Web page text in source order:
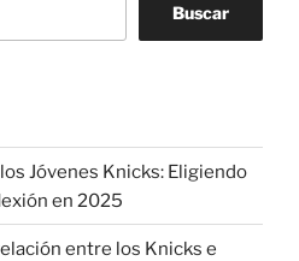
Buscar
Jóvenes Knicks: Eligiendo
en 2025
entre los Knicks e